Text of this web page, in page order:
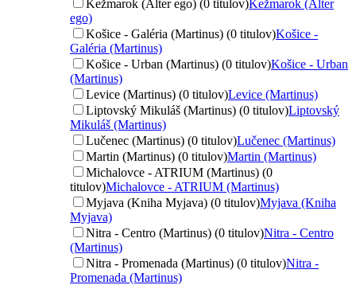
Kežmarok (Alter ego) (0 titulov)Kežmarok (Alter
ego)
Košice - Galéria (Martinus) (0 titulov)Košice -
Galéria (Martinus)
Košice - Urban (Martinus) (0 titulov)Košice - Urban
(Martinus)
Levice (Martinus) (0 titulov)Levice (Martinus)
Liptovský Mikuláš (Martinus) (0 titulov)Liptovský
Mikuláš (Martinus)
Lučenec (Martinus) (0 titulov)Lučenec (Martinus)
Martin (Martinus) (0 titulov)Martin (Martinus)
Michalovce - ATRIUM (Martinus) (0
titulov)Michalovce - ATRIUM (Martinus)
Myjava (Kniha Myjava) (0 titulov)Myjava (Kniha
Myjava)
Nitra - Centro (Martinus) (0 titulov)Nitra - Centro
(Martinus)
Nitra - Promenada (Martinus) (0 titulov)Nitra -
Promenada (Martinus)